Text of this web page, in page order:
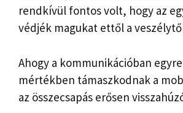
rendkívül fontos volt, hogy az
védjék magukat ettől a
Ahogy a kommunikációban
mértékben támaszkodnak a
az összecsapás erősen